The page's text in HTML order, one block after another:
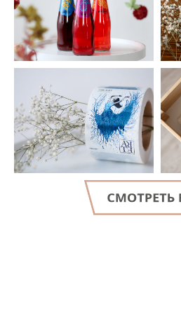
LET'S GO!